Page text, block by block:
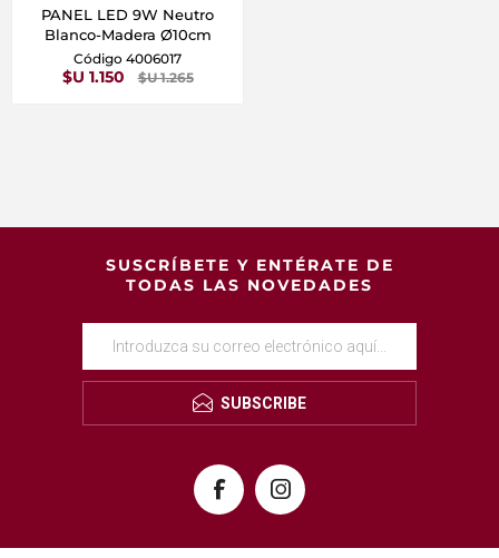
PANEL LED 9W Neutro
Blanco-Madera Ø10cm
Código 4006017
$U 1.150 $U 1.265
SUSCRÍBETE Y ENTÉRATE DE
TODAS LAS NOVEDADES
SUBSCRIBE